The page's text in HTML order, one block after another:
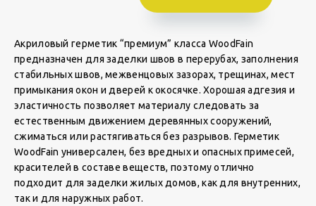
Акриловый герметик “премиум” класса WoodFain
предназначен для заделки швов в перерубах, заполнения
стабильных швов, межвенцовых зазорах, трещинах, мест
примыкания окон и дверей к окосячке. Хорошая адгезия и
эластичность позволяет материалу следовать за
естественным движением деревянных сооружений,
сжиматься или растягиваться без разрывов. Герметик
WoodFain универсален, без вредных и опасных примесей,
красителей в составе веществ, поэтому отлично
подходит для заделки жилых домов, как для внутренних,
так и для наружных работ.